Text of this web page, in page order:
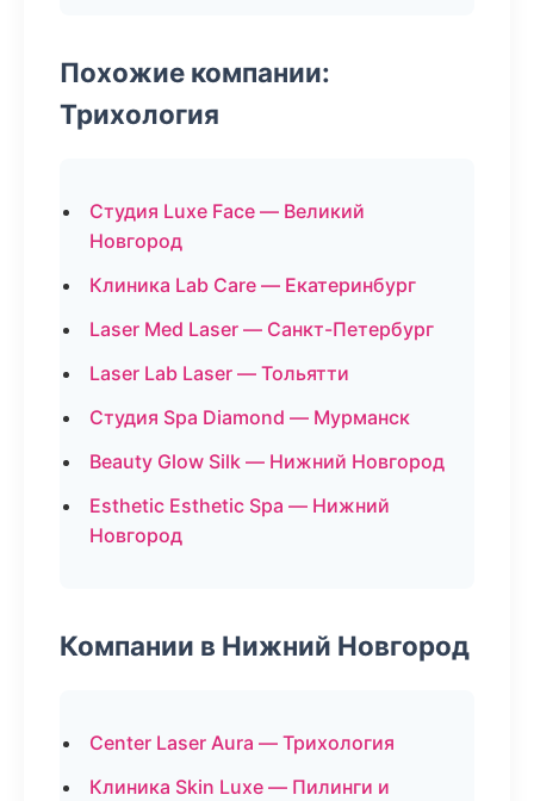
Похожие компании:
Трихология
Студия Luxe Face — Великий
Новгород
Клиника Lab Care — Екатеринбург
Laser Med Laser — Санкт-Петербург
Laser Lab Laser — Тольятти
Студия Spa Diamond — Мурманск
Beauty Glow Silk — Нижний Новгород
Esthetic Esthetic Spa — Нижний
Новгород
Компании в Нижний Новгород
Center Laser Aura — Трихология
Клиника Skin Luxe — Пилинги и